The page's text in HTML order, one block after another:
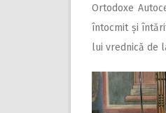
Ortodoxe
întocmit și
lui vrednică de